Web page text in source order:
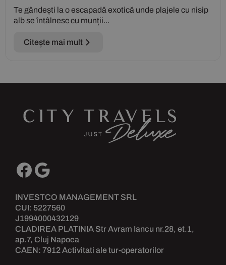
Te gândești la o escapadă exotică unde plajele cu nisip
alb se întâlnesc cu munții...
Citește mai mult
INVESTCO MANAGEMENT SRL
CUI: 5227560
J1994000432129
CLADIREA PLATINIA Str Avram Iancu nr.28, et.1,
ap.7, Cluj Napoca
CAEN: 7912 Activitati ale tur-operatorilor